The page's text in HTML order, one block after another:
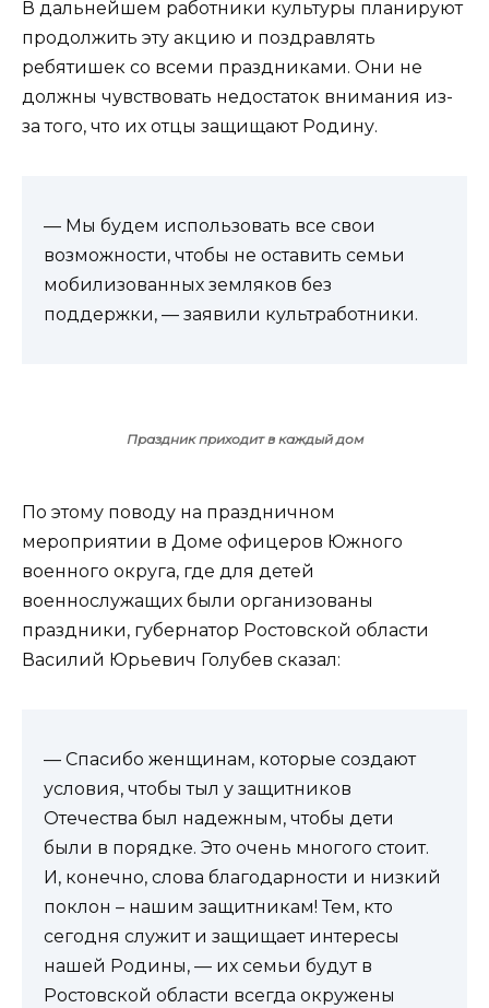
В дальнейшем работники культуры планируют
продолжить эту акцию и поздравлять
ребятишек со всеми праздниками. Они не
должны чувствовать недостаток внимания из-
за того, что их отцы защищают Родину.
— Мы будем использовать все свои
возможности, чтобы не оставить семьи
мобилизованных земляков без
поддержки, — заявили культработники.
Праздник приходит в каждый дом
По этому поводу на праздничном
мероприятии в Доме офицеров Южного
военного округа, где для детей
военнослужащих были организованы
праздники, губернатор Ростовской области
Василий Юрьевич Голубев сказал:
— Спасибо женщинам, которые создают
условия, чтобы тыл у защитников
Отечества был надежным, чтобы дети
были в порядке. Это очень многого стоит.
И, конечно, слова благодарности и низкий
поклон – нашим защитникам! Тем, кто
сегодня служит и защищает интересы
нашей Родины, — их семьи будут в
Ростовской области всегда окружены